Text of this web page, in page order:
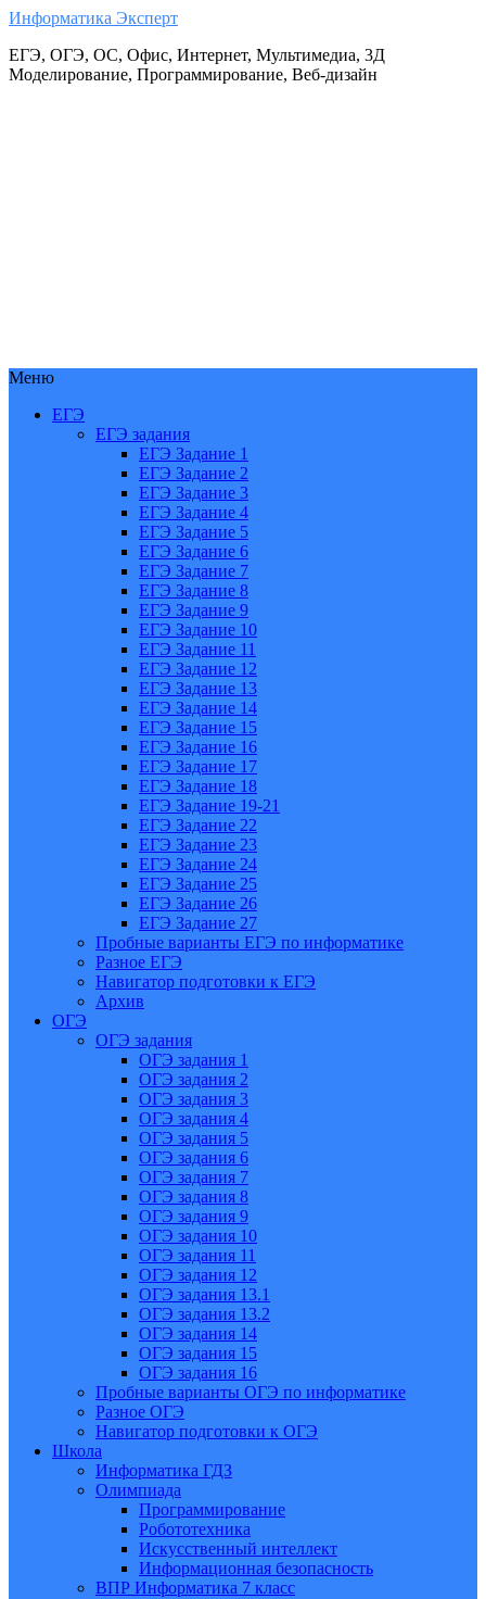
Информатика Эксперт
ЕГЭ, ОГЭ, ОС, Офис, Интернет, Мультимедиа, 3Д
Моделирование, Программирование, Веб-дизайн
Меню
ЕГЭ
ЕГЭ задания
ЕГЭ Задание 1
ЕГЭ Задание 2
ЕГЭ Задание 3
ЕГЭ Задание 4
ЕГЭ Задание 5
ЕГЭ Задание 6
ЕГЭ Задание 7
ЕГЭ Задание 8
ЕГЭ Задание 9
ЕГЭ Задание 10
ЕГЭ Задание 11
ЕГЭ Задание 12
ЕГЭ Задание 13
ЕГЭ Задание 14
ЕГЭ Задание 15
ЕГЭ Задание 16
ЕГЭ Задание 17
ЕГЭ Задание 18
ЕГЭ Задание 19-21
ЕГЭ Задание 22
ЕГЭ Задание 23
ЕГЭ Задание 24
ЕГЭ Задание 25
ЕГЭ Задание 26
ЕГЭ Задание 27
Пробные варианты ЕГЭ по информатике
Разное ЕГЭ
Навигатор подготовки к ЕГЭ
Архив
ОГЭ
ОГЭ задания
ОГЭ задания 1
ОГЭ задания 2
ОГЭ задания 3
ОГЭ задания 4
ОГЭ задания 5
ОГЭ задания 6
ОГЭ задания 7
ОГЭ задания 8
ОГЭ задания 9
ОГЭ задания 10
ОГЭ задания 11
ОГЭ задания 12
ОГЭ задания 13.1
ОГЭ задания 13.2
ОГЭ задания 14
ОГЭ задания 15
ОГЭ задания 16
Пробные варианты ОГЭ по информатике
Разное ОГЭ
Навигатор подготовки к ОГЭ
Школа
Информатика ГДЗ
Олимпиада
Программирование
Робототехника
Искусственный интеллект
Информационная безопасность
ВПР Информатика 7 класс